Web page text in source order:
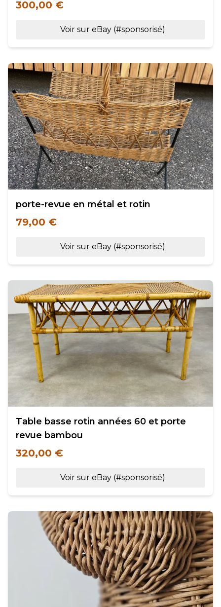
300,00 €
Voir sur eBay (#sponsorisé)
porte-revue en métal et rotin
79,00 €
Voir sur eBay (#sponsorisé)
Table basse rotin années 60 et porte
revue bambou
320,00 €
Voir sur eBay (#sponsorisé)